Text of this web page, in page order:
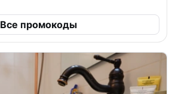
Все промокоды